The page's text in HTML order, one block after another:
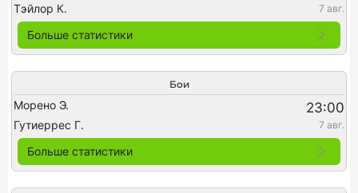
Тэйлор К. 7 авг.
Больше статистики
Бои
Морено Э. 23:00
Гутиеррес Г. 7 авг.
Больше статистики